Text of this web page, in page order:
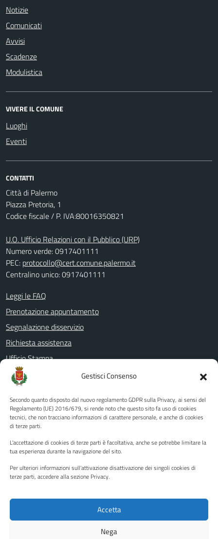
Gestisci Consenso
Secondo quanto disposto dal nuovo regolamento GDPR sulla Privacy, ai sensi del
Regolamento (UE) 2016/679, si rende noto che questo sito fa uso di cookies
tecnici, che non tracciano informazioni di carattere personale, e anche di cookies
di terze parti.
L'accettazione di cookies di terze parti è facoltativa, anche se potrebbe limitare la
tua esperienza durante la navigazione del sito.
Per ulteriori informazioni sull'attivazione disattivazione dei singoli cookies di
terze parti, accedere alla sezione Privacy.
Accetta
Nega
Notizie
Comunicati
Avvisi
Scadenze
Modulistica
VIVERE IL COMUNE
Luoghi
Eventi
CONTATTI
Città di Palermo
Piazza Pretoria, 1
Codice fiscale / P. IVA:80016350821
U.O. Ufficio Relazioni con il Pubblico (URP)
Numero verde: 0917401111
PEC: protocollo@cert.comune.palermo.it
Centralino unico: 0917401111
Leggi le FAQ
Prenotazione appuntamento
Segnalazione disservizio
Richiesta assistenza
Ufficio Stampa
Amministrazione Trasparente
Albo pretorio
Informativa privacy
Note legali
Piano di miglioramento del sito
Instagram